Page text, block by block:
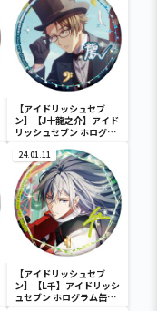
【アイドリッシュセブ
ン】【J十龍之介】アイド
リッシュセブン ホログラ
Anniversary ver.～
24.01.11
【アイドリッシュセブ
ン】【L千】アイドリッシ
ュセブン ホログラム缶バ